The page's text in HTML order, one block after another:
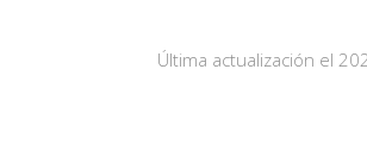
Última actualización el